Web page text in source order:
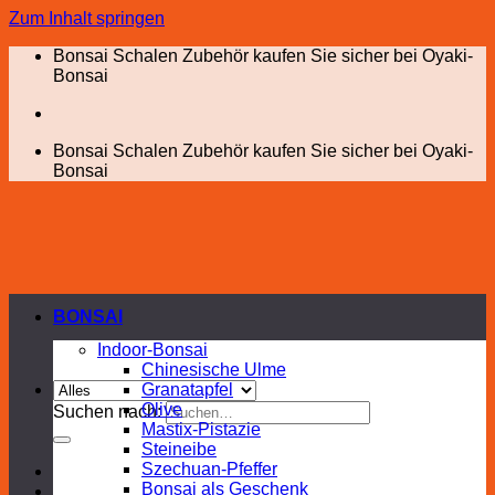
Zum Inhalt springen
Bonsai Schalen Zubehör kaufen Sie sicher bei Oyaki-
Bonsai
Bonsai Schalen Zubehör kaufen Sie sicher bei Oyaki-
Bonsai
Suchen nach:
BONSAI
Indoor-Bonsai
Chinesische Ulme
Granatapfel
Olive
Mastix-Pistazie
Steineibe
Szechuan-Pfeffer
Bonsai als Geschenk